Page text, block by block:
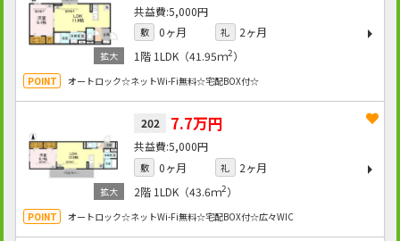
5,000円
敷 0ヶ月 礼
2ヶ月
1階 1LDK（41.95ｍ2）
オートロック☆ネットWi-Fi無料☆宅配BOX付☆
202 7.7万円
5,000円
敷 0ヶ月 礼
2ヶ月
2階 1LDK（43.6ｍ2）
オートロック☆ネットWi-Fi無料☆宅配BOX付☆広々WIC